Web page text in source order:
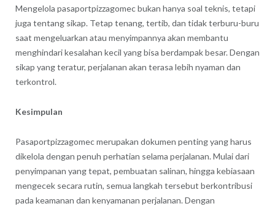
Mengelola pasaportpizzagomec bukan hanya soal teknis, tetapi
juga tentang sikap. Tetap tenang, tertib, dan tidak terburu-buru
saat mengeluarkan atau menyimpannya akan membantu
menghindari kesalahan kecil yang bisa berdampak besar. Dengan
sikap yang teratur, perjalanan akan terasa lebih nyaman dan
terkontrol.
Kesimpulan
Pasaportpizzagomec merupakan dokumen penting yang harus
dikelola dengan penuh perhatian selama perjalanan. Mulai dari
penyimpanan yang tepat, pembuatan salinan, hingga kebiasaan
mengecek secara rutin, semua langkah tersebut berkontribusi
pada keamanan dan kenyamanan perjalanan. Dengan